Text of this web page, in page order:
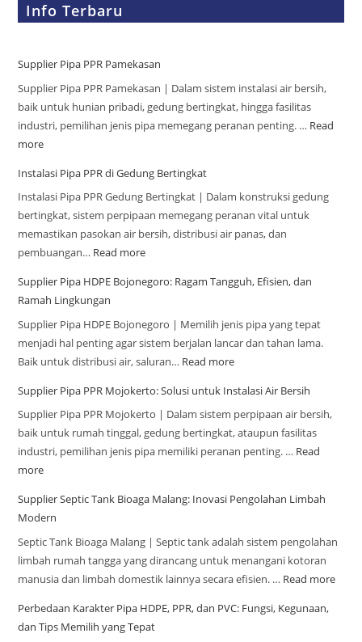
Info Terbaru
Supplier Pipa PPR Pamekasan
Supplier Pipa PPR Pamekasan | Dalam sistem instalasi air bersih,
baik untuk hunian pribadi, gedung bertingkat, hingga fasilitas
industri, pemilihan jenis pipa memegang peranan penting. … Read
more
Instalasi Pipa PPR di Gedung Bertingkat
Instalasi Pipa PPR Gedung Bertingkat | Dalam konstruksi gedung
bertingkat, sistem perpipaan memegang peranan vital untuk
memastikan pasokan air bersih, distribusi air panas, dan
pembuangan… Read more
Supplier Pipa HDPE Bojonegoro: Ragam Tangguh, Efisien, dan
Ramah Lingkungan
Supplier Pipa HDPE Bojonegoro | Memilih jenis pipa yang tepat
menjadi hal penting agar sistem berjalan lancar dan tahan lama.
Baik untuk distribusi air, saluran… Read more
Supplier Pipa PPR Mojokerto: Solusi untuk Instalasi Air Bersih
Supplier Pipa PPR Mojokerto | Dalam sistem perpipaan air bersih,
baik untuk rumah tinggal, gedung bertingkat, ataupun fasilitas
industri, pemilihan jenis pipa memiliki peranan penting. … Read
more
Supplier Septic Tank Bioaga Malang: Inovasi Pengolahan Limbah
Modern
Septic Tank Bioaga Malang | Septic tank adalah sistem pengolahan
limbah rumah tangga yang dirancang untuk menangani kotoran
manusia dan limbah domestik lainnya secara efisien. … Read more
Perbedaan Karakter Pipa HDPE, PPR, dan PVC: Fungsi, Kegunaan,
dan Tips Memilih yang Tepat